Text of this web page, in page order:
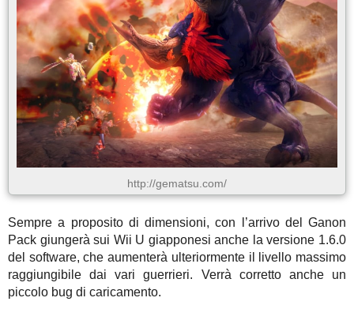
http://gematsu.com/
Sempre a proposito di dimensioni, con l’arrivo del Ganon
Pack giungerà sui Wii U giapponesi anche la versione 1.6.0
del software, che aumenterà ulteriormente il livello massimo
raggiungibile dai vari guerrieri. Verrà corretto anche un
piccolo bug di caricamento.